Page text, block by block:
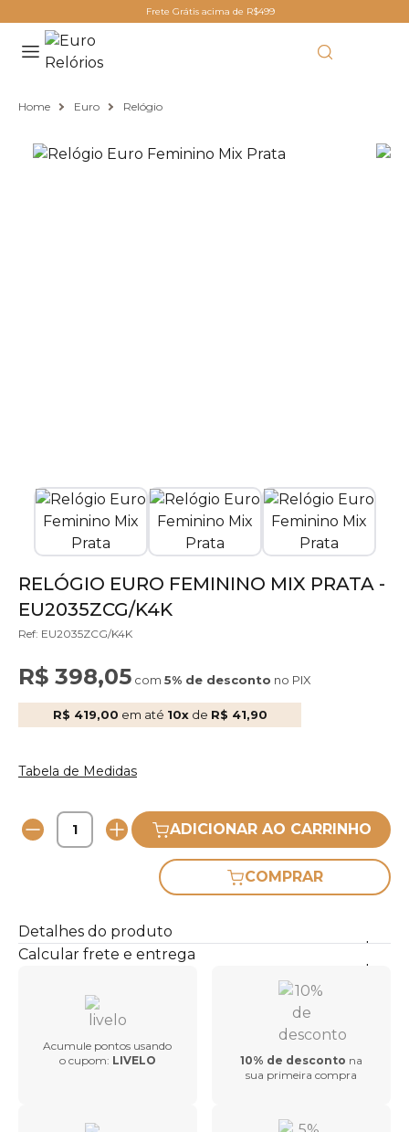
Frete Grátis acima de R$499
Home Euro Relógio
RELÓGIO EURO FEMININO MIX PRATA -
EU2035ZCG/K4K
Ref: EU2035ZCG/K4K
R$ 398,05 com 5% de desconto no PIX
R$ 419,00 em até 10xde R$ 41,90
Tabela de Medidas
ADICIONAR AO CARRINHO
COMPRAR
Detalhes do produto
Calcular frete e entrega
Acumule pontos usando
o cupom: LIVELO 10% de desconto na
sua primeira compra